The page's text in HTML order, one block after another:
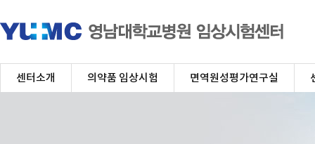
주
메
센터소개 의약품 임상시험 면역원성평가연구실